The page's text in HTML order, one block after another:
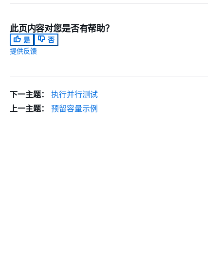
此页内容对您是否有帮助？
是
否
提供反馈
下一主题：
执行并行测试
上一主题：
预留容量示例